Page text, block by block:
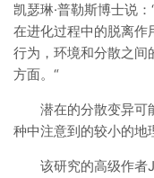
凯瑟琳·普勒斯博士说
在进化过程中的脱离作
行为，环境和分散之间
方面。“
潜在的分散变异可
种中注意到的较小的地
该研究的高级作者